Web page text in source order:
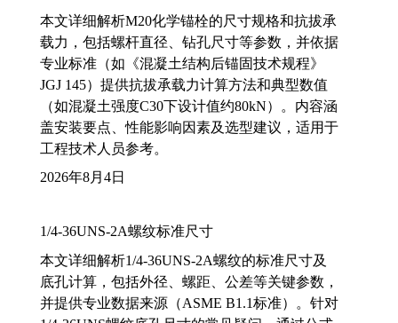
本文详细解析M20化学锚栓的尺寸规格和抗拔承
载力，包括螺杆直径、钻孔尺寸等参数，并依据
专业标准（如《混凝土结构后锚固技术规程》
JGJ 145）提供抗拔承载力计算方法和典型数值
（如混凝土强度C30下设计值约80kN）。内容涵
盖安装要点、性能影响因素及选型建议，适用于
工程技术人员参考。
2026年8月4日
1/4-36UNS-2A螺纹标准尺寸
本文详细解析1/4-36UNS-2A螺纹的标准尺寸及
底孔计算，包括外径、螺距、公差等关键参数，
并提供专业数据来源（ASME B1.1标准）。针对